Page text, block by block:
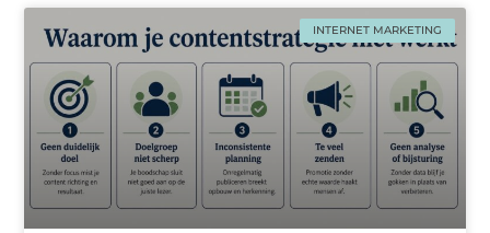
INTERNET MARKETING